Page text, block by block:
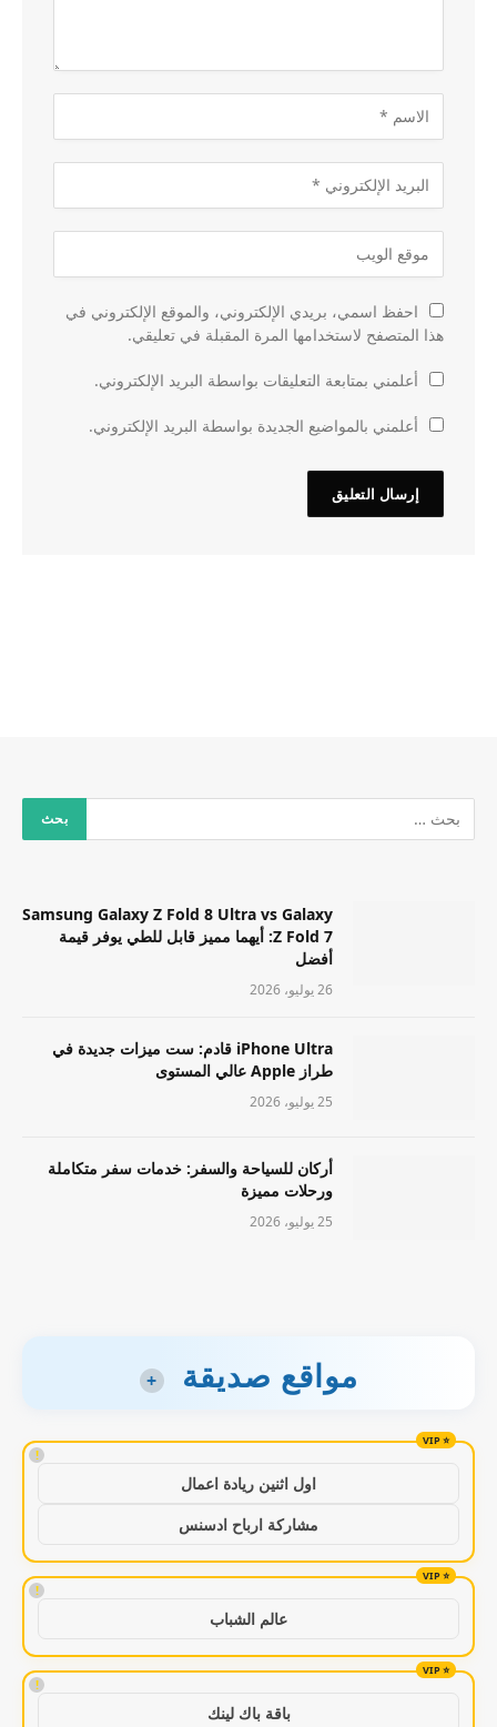
احفظ اسمي، بريدي الإلكتروني، والموقع الإلكتروني في
هذا المتصفح لاستخدامها المرة المقبلة في تعليقي.
أعلمني بمتابعة التعليقات بواسطة البريد الإلكتروني.
أعلمني بالمواضيع الجديدة بواسطة البريد الإلكتروني.
Samsung Galaxy Z Fold 8 Ultra vs Galaxy
Z Fold 7: أيهما مميز قابل للطي يوفر قيمة
أفضل
26 يوليو، 2026
iPhone Ultra قادم: ست ميزات جديدة في
طراز Apple عالي المستوى
25 يوليو، 2026
أركان للسياحة والسفر: خدمات سفر متكاملة
ورحلات مميزة
25 يوليو، 2026
مواقع صديقة +
!
اول اثنين ريادة اعمال
مشاركة ارباح ادسنس
!
عالم الشباب
!
باقة باك لينك